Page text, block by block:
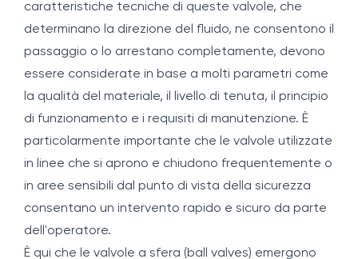
caratteristiche tecniche di queste valvole, che
determinano la direzione del fluido, ne consentono il
passaggio o lo arrestano completamente, devono
essere considerate in base a molti parametri come
la qualità del materiale, il livello di tenuta, il principio
di funzionamento e i requisiti di manutenzione. È
particolarmente importante che le valvole utilizzate
in linee che si aprono e chiudono frequentemente o
in aree sensibili dal punto di vista della sicurezza
consentano un intervento rapido e sicuro da parte
dell'operatore.
È qui che le valvole a sfera (ball valves) emergono